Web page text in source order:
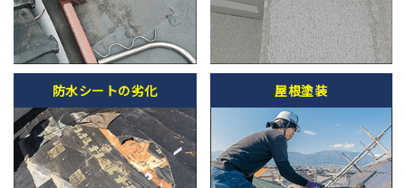
防水シートの劣化 屋根塗装